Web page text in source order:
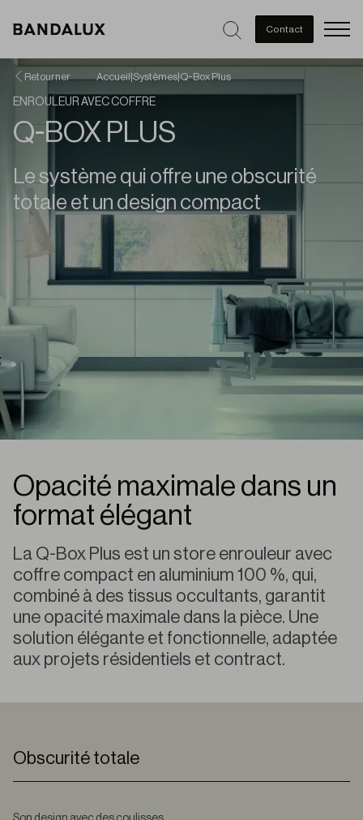
Contact
Retourner Accueil Systèmes Q-Box Plus
ENROULEUR AVEC COFFRE
Q-BOX PLUS
Le système qui offre une obscurité
totale et un design compact
Opacité maximale dans un
format élégant
La Q-Box Plus est un store enrouleur avec
coffre compact en aluminium 100 %, qui,
combiné à des tissus occultants, garantit
une opacité maximale dans la pièce. Une
solution élégante et fonctionnelle, adaptée
aux projets résidentiels et contract.
Obscurité totale